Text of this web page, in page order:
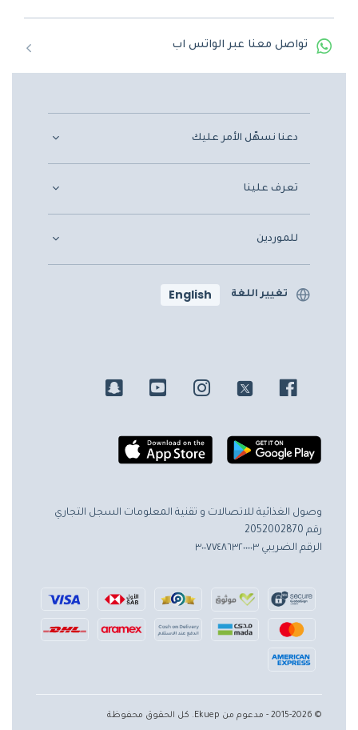
تواصل معنا عبر الواتس اب
دعنا نسهّل الأمر عليك
تعرف علينا
للموردين
تغيير اللغة English
وصول الغذائية للاتصالات و تقنية المعلومات السجل التجاري
رقم 2052002870
الرقم الضريبي ٣٠٠٧٧٤٨٦٣٢٠٠٠٠٣
© 2015-2026 - مدعوم من Ekuep. كل الحقوق محفوظة